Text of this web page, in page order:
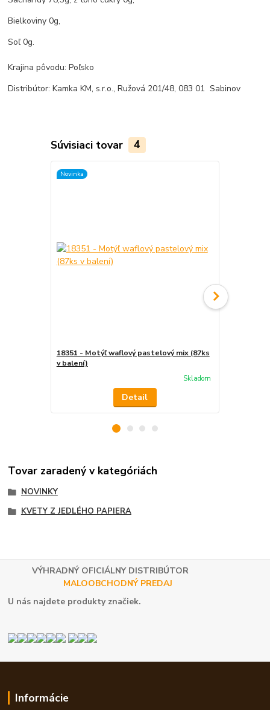
Bielkoviny 0g,
Soľ 0g.
Krajina pôvodu: Poľsko
Distribútor: Kamka KM, s.r.o., Ružová 201/48, 083 01 Sabinov
Súvisiaci tovar 4
Novinka
18351 - Motýľ waflový pastelový mix (87ks
v balení)
Skladom
Detail
Tovar zaradený v kategóriách
NOVINKY
KVETY Z JEDLÉHO PAPIERA
VÝHRADNÝ OFICIÁLNY DISTRIBÚTOR
MALOOBCHODNÝ PREDAJ
U nás najdete produkty značiek.
Informácie